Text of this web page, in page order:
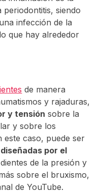
periodontitis, siendo
infección de la
que hay alrededor
de manera
y rajaduras,
y tensión sobre la
y sobre los
este caso, puede ser
por el
de la presión y
sobre el bruxismo,
de YouTube.